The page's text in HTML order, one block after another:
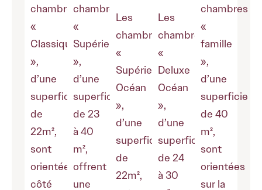
chambres
«
Classique
»,
d’une
superficie
de
22m²,
sont
orientées
côté
chambres
«
Supérieure
»,
d’une
superficie
de 23
à 40
m²,
offrent
une
Les
chambres
«
Supérieure
Océan
»,
d’une
superficie
de
22m²,
Les
chambres
«
Deluxe
Océan
»,
d’une
superficie
de 24
à 30
chambres
«
famille
»,
d’une
superficie
de 40
m²,
sont
orientées
sur la